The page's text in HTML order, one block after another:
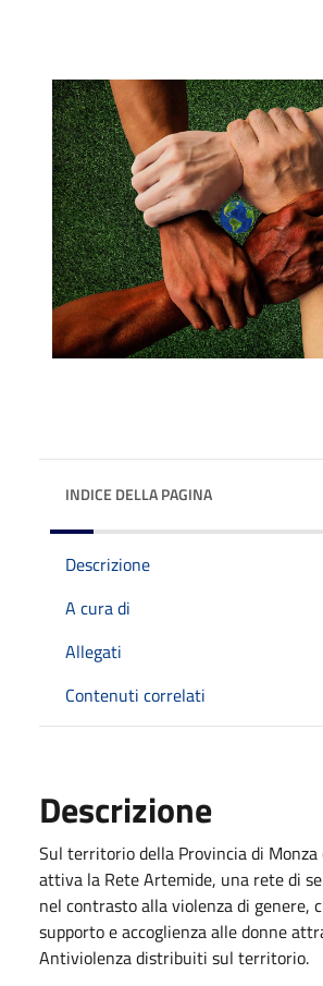
INDICE DELLA PAGINA
Descrizione
A cura di
Allegati
Contenuti correlati
Descrizione
Sul territorio della Provincia di Monza
attiva la Rete Artemide, una rete di
nel contrasto alla violenza di genere,
supporto e accoglienza alle donne
Antiviolenza distribuiti sul territorio.